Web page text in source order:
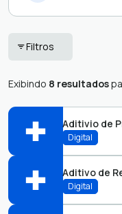
FEMURN
Filtros
Exibindo 8 resultados
Aditivio de
Digital
Abrir online > Via
Aditivo de
Digital